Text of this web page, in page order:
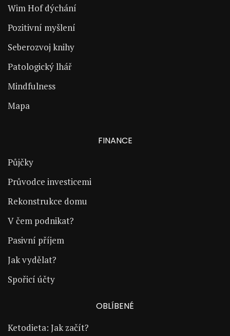
Wim Hof dýchání
Pozitivní myšlení
Seberozvoj knihy
Patologický lhář
Mindfulness
Mapa
FINANCE
Půjčky
Průvodce investicemi
Rekonstrukce domu
V čem podnikat?
Pasivní příjem
Jak vydělat?
Spořicí účty
OBLÍBENÉ
Ketodieta: Jak začít?